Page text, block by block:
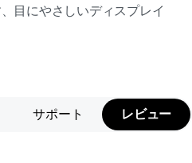
目にやさしいディスプレイ
サポート レビュー